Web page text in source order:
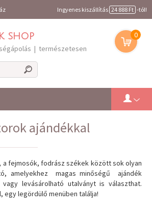
Ingyenes kiszállítás 24 888 Ft -tól!
shop
| természetesen
0
ajándékkal
a fejmosók, fodrász székek között sok olyan
amelyekhez magas minőségű ajándék
levásárolható utalványt is választhat.
egy legördülő menüben találja!